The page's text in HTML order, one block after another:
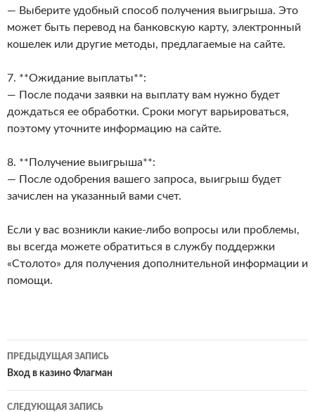
— Выберите удобный способ получения выигрыша. Это
может быть перевод на банковскую карту, электронный
кошелек или другие методы, предлагаемые на сайте.
7. **Ожидание выплаты**:
— После подачи заявки на выплату вам нужно будет
дождаться ее обработки. Сроки могут варьироваться,
поэтому уточните информацию на сайте.
8. **Получение выигрыша**:
— После одобрения вашего запроса, выигрыш будет
зачислен на указанный вами счет.
Если у вас возникли какие-либо вопросы или проблемы,
вы всегда можете обратиться в службу поддержки
«Столото» для получения дополнительной информации и
помощи.
Навигация
по
ПРЕДЫДУЩАЯ ЗАПИСЬ
Вход в казино Флагман
СЛЕДУЮЩАЯ ЗАПИСЬ